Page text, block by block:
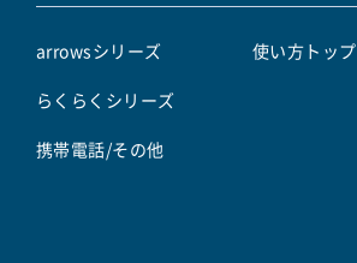
arrowsシリーズ
らくらくシリーズ
携帯電話/その他
使い方トップ